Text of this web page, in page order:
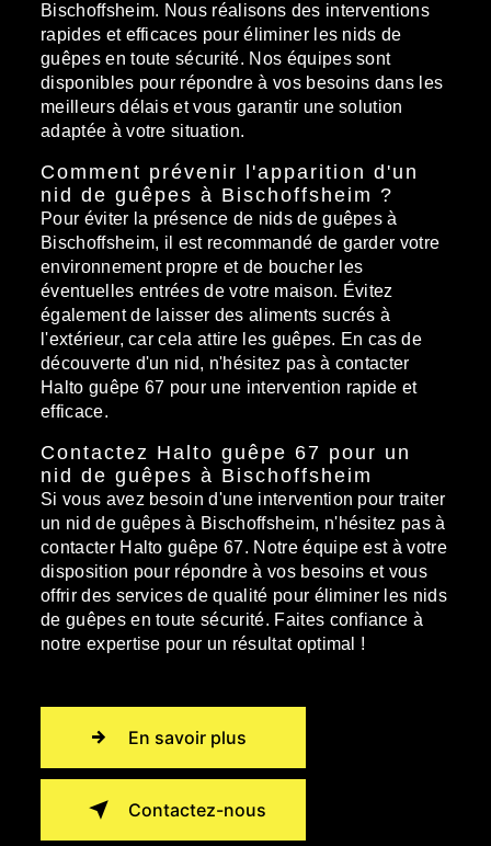
Bischoffsheim. Nous réalisons des interventions
rapides et efficaces pour éliminer les nids de
guêpes en toute sécurité. Nos équipes sont
disponibles pour répondre à vos besoins dans les
meilleurs délais et vous garantir une solution
adaptée à votre situation.
Comment prévenir l'apparition d'un
nid de guêpes à Bischoffsheim ?
Pour éviter la présence de nids de guêpes à
Bischoffsheim, il est recommandé de garder votre
environnement propre et de boucher les
éventuelles entrées de votre maison. Évitez
également de laisser des aliments sucrés à
l'extérieur, car cela attire les guêpes. En cas de
découverte d'un nid, n'hésitez pas à contacter
Halto guêpe 67 pour une intervention rapide et
efficace.
Contactez Halto guêpe 67 pour un
nid de guêpes à Bischoffsheim
Si vous avez besoin d'une intervention pour traiter
un nid de guêpes à Bischoffsheim, n'hésitez pas à
contacter Halto guêpe 67. Notre équipe est à votre
disposition pour répondre à vos besoins et vous
offrir des services de qualité pour éliminer les nids
de guêpes en toute sécurité. Faites confiance à
notre expertise pour un résultat optimal !
En savoir plus
Contactez-nous